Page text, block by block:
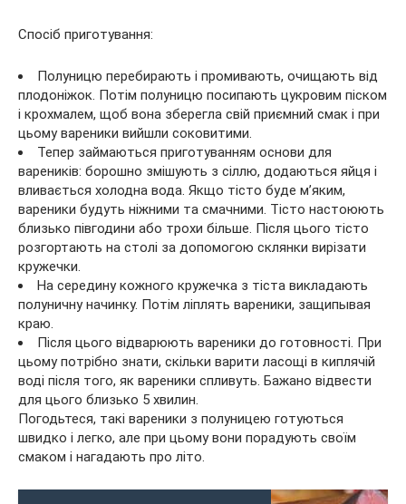
Спосіб приготування:
Полуницю перебирають і промивають, очищають від
плодоніжок. Потім полуницю посипають цукровим піском
і крохмалем, щоб вона зберегла свій приємний смак і при
цьому вареники вийшли соковитими.
Тепер займаються приготуванням основи для
вареників: борошно змішують з сіллю, додаються яйця і
вливається холодна вода. Якщо тісто буде м’яким,
вареники будуть ніжними та смачними. Тісто настоюють
близько півгодини або трохи більше. Після цього тісто
розгортають на столі за допомогою склянки вирізати
кружечки.
На середину кожного кружечка з тіста викладають
полуничну начинку. Потім ліплять вареники, защипывая
краю.
Після цього відварюють вареники до готовності. При
цьому потрібно знати, скільки варити ласощі в киплячій
воді після того, як вареники спливуть. Бажано відвести
для цього близько 5 хвилин.
Погодьтеся, такі вареники з полуницею готуються
швидко і легко, але при цьому вони порадують своїм
смаком і нагадають про літо.